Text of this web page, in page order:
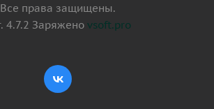
Все права защищены.
4.7.2 Заряжено vsoft.pro